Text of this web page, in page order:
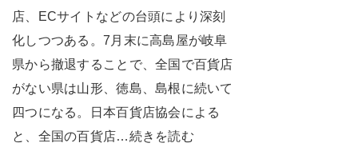
店、ECサイトなどの台頭により深刻
化しつつある。7月末に高島屋が岐阜
県から撤退することで、全国で百貨店
がない県は山形、徳島、島根に続いて
四つになる。日本百貨店協会による
と、全国の百貨店…続きを読む